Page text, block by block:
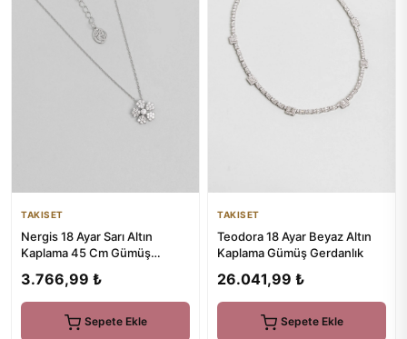
TAKISET
Nergis 18 Ayar Sarı Altın
Kaplama 45 Cm Gümüş
3.766,99 ₺
Sepete Ekle
TAKISET
Teodora 18 Ayar Beyaz Altın
Kaplama Gümüş Gerdanlık
26.041,99 ₺
Sepete Ekle